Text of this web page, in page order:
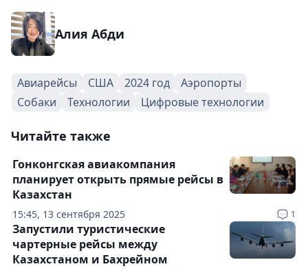
Алия Абди
Авиарейсы США 2024 год
Аэропорты
Собаки
Технологии Цифровые технологии
Читайте также
15:45, 13 сентября 2025 1
Гонконгская авиакомпания
планирует открыть прямые рейсы в
Казахстан
Запустили туристические
чартерные рейсы между
Казахстаном и Бахрейном